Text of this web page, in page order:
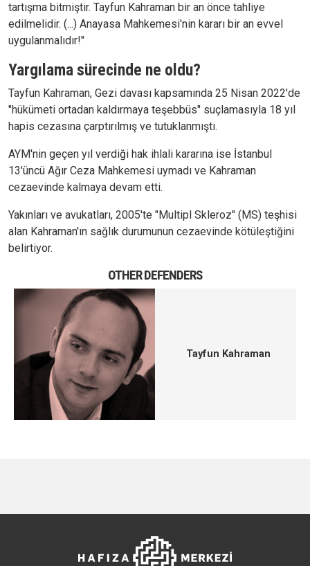
tartışma bitmiştir. Tayfun Kahraman bir an önce tahliye
edilmelidir. (...) Anayasa Mahkemesi'nin kararı bir an evvel
uygulanmalıdır!"
Yargılama sürecinde ne oldu?
Tayfun Kahraman, Gezi davası kapsamında 25 Nisan 2022'de
"hükümeti ortadan kaldırmaya teşebbüs" suçlamasıyla 18 yıl
hapis cezasına çarptırılmış ve tutuklanmıştı.
AYM'nin geçen yıl verdiği hak ihlali kararına ise İstanbul
13'üncü Ağır Ceza Mahkemesi uymadı ve Kahraman
cezaevinde kalmaya devam etti.
Yakınları ve avukatları, 2005'te "Multipl Skleroz" (MS) teşhisi
alan Kahraman'ın sağlık durumunun cezaevinde kötüleştiğini
belirtiyor.
OTHER DEFENDERS
Tayfun Kahraman